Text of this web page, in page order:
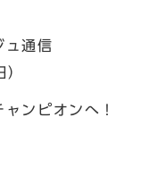
通信
ンピオンへ！